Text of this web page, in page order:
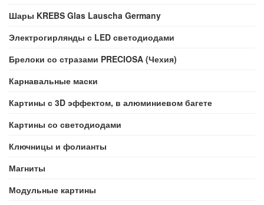
Шары KREBS Glas Lauscha Germany
Электрогирлянды с LED светодиодами
Брелоки со стразами PRECIOSA (Чехия)
Карнавальные маски
Картины с 3D эффектом, в алюминиевом багете
Картины со светодиодами
Ключницы и фолианты
Магниты
Модульные картины